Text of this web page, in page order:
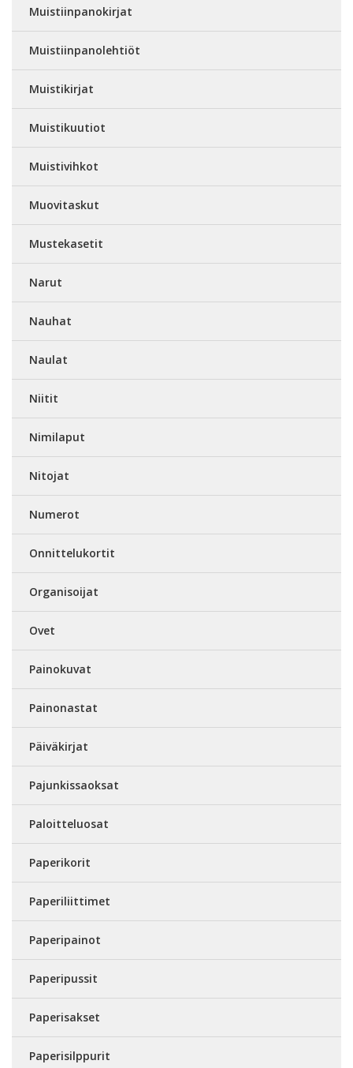
Muistiinpanokirjat
Muistiinpanolehtiöt
Muistikirjat
Muistikuutiot
Muistivihkot
Muovitaskut
Mustekasetit
Narut
Nauhat
Naulat
Niitit
Nimilaput
Nitojat
Numerot
Onnittelukortit
Organisoijat
Ovet
Painokuvat
Painonastat
Päiväkirjat
Pajunkissaoksat
Paloitteluosat
Paperikorit
Paperiliittimet
Paperipainot
Paperipussit
Paperisakset
Paperisilppurit